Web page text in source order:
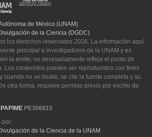
de México (UNAM)
de la Ciencia (DGDC)
los derechos reservados 2026. La información aquí
principal a investigadores de la UNAM y es
la emite; no necesariamente refleja el punto de
Los contenidos pueden ser reproducidos con fines
cuando no se mutile, se cite la fuente completa y su
otra forma, requiere permiso previo por escrito de
PAPIME PE306815
por:
de la Ciencia de la UNAM